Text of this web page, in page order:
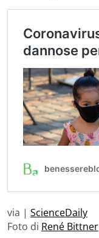
via | ScienceDaily
Foto di René Bittner